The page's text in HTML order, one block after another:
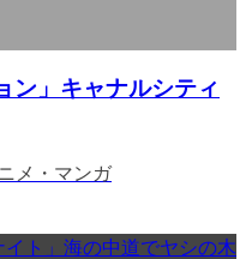
ン」キャナルシティ
メ・マンガ